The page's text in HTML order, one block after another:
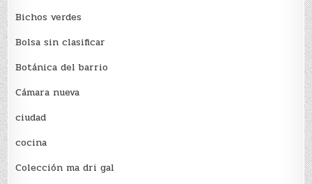
Bichos verdes
Bolsa sin clasificar
Botánica del barrio
Cámara nueva
ciudad
cocina
Colección ma dri gal